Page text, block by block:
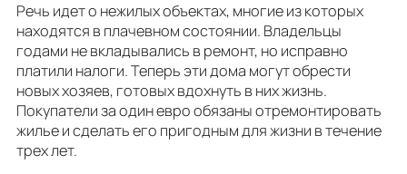
Речь идет о нежилых объектах, многие из которых
находятся в плачевном состоянии. Владельцы
годами не вкладывались в ремонт, но исправно
платили налоги. Теперь эти дома могут обрести
новых хозяев, готовых вдохнуть в них жизнь.
Покупатели за один евро обязаны отремонтировать
жилье и сделать его пригодным для жизни в течение
трех лет.